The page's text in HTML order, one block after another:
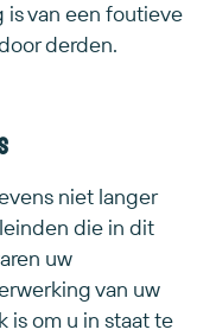
van een foutieve
derden.
niet langer
die in dit
uw
van uw
is om u in staat te